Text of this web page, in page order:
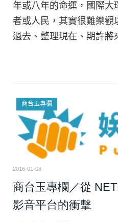
2016-01-08
商台玉專欄／從
影音平台的衝擊
一個本名叫「NETFLIX
「一間在世界多國提供網